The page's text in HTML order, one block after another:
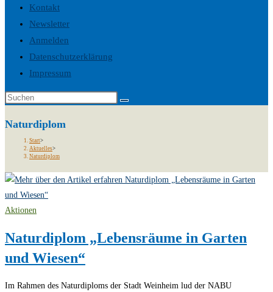
umschalten
Kontakt
Newsletter
Anmelden
Datenschutzerklärung
Impressum
Naturdiplom
Start>
Aktuelles>
Naturdiplom
Aktionen
Naturdiplom „Lebensräume in Garten
und Wiesen“
Im Rahmen des Naturdiploms der Stadt Weinheim lud der NABU